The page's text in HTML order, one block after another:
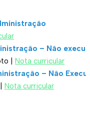
– Não
| Nota curricular
– Não
Nota curricular